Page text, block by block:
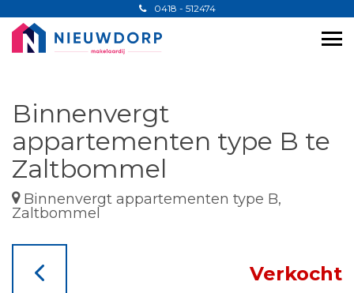
0418 - 512474
Binnenvergt
appartementen type B te
Zaltbommel
Binnenvergt appartementen type B,
Zaltbommel
Verkocht